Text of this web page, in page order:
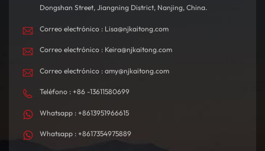
Dongshan Street, Jiangning District, Nanjing, China.
Correo electrónico : Lisa@njkaitong.com
Correo electrónico : Keira@njkaitong.com
Correo electrónico : amy@njkaitong.com
Teléfono : +86 -13611580699
Whatsapp : +8613951966615
Whatsapp : +8617354975889